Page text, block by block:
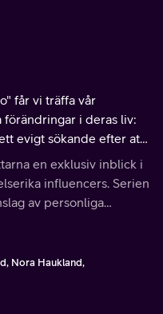
får vi träffa vår
i deras liv:
evigt sökande efter att
en exklusiv inblick i
influencers. Serien
av personliga
Nora Haukland,